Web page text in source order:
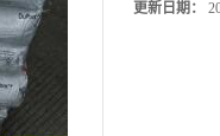
更新日期：